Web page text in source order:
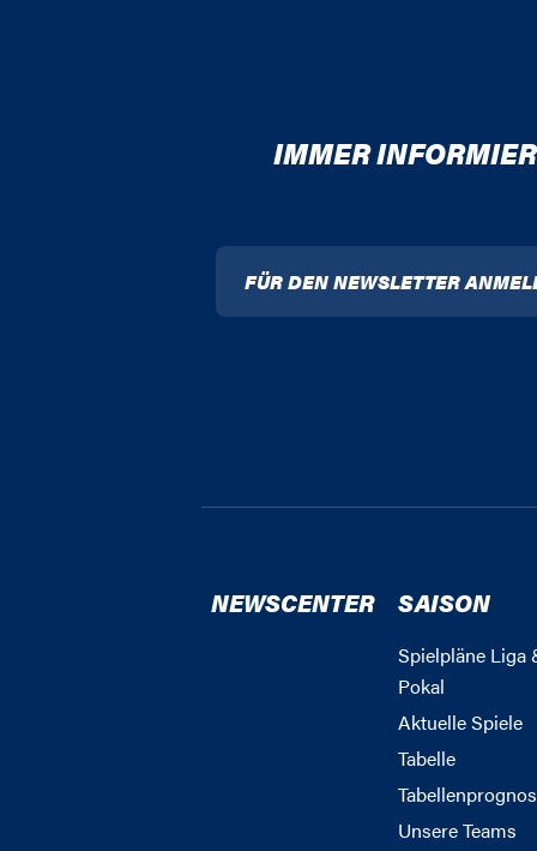
IMMER
FÜR DEN NEWSLETTER
NEWSCENTER SAISON
Spielpläne Liga
Pokal
Aktuelle Spiele
Tabelle
Unsere Teams